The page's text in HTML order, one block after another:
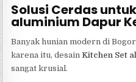
Solusi Cerdas
aluminium Dapur
Banyak hunian modern di
karena itu, desainKitchen Set
sangat krusial.